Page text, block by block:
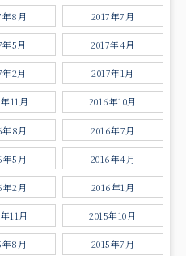
年8月 2017年7月
年5月 2017年4月
年2月 2017年1月
11月 2016年10月
8月 2016年7月
年5月 2016年4月
年2月 2016年1月
11月 2015年10月
年8月 2015年7月